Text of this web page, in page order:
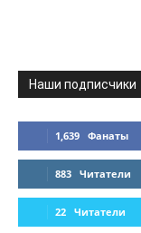
Наши подписчики
1,639 Фанаты
883 Читатели
22 Читатели